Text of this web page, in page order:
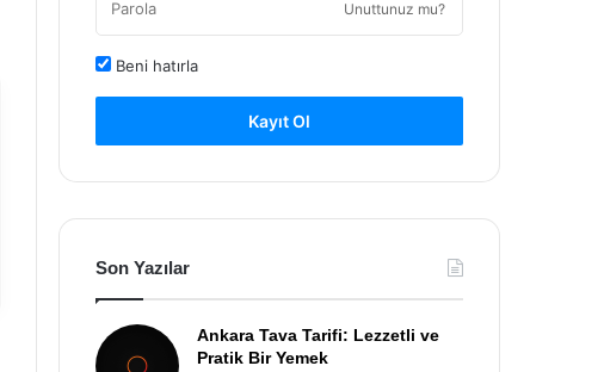
Unuttunuz mu?
Beni hatırla
Kayıt Ol
Son Yazılar
Ankara Tava Tarifi: Lezzetli ve
Pratik Bir Yemek